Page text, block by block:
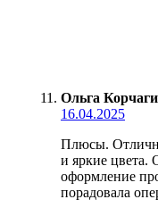
Ольга
16.04.2025
Плюсы.
и яркие цвета.
оформление
порадовала